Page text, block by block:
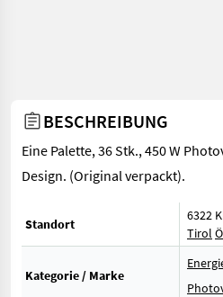
BESCHREIBUNG
Eine Palette, 36 Stk., 450 W
Design. (Original verpackt).
Standort
6322
Tirol
Kategorie / Marke